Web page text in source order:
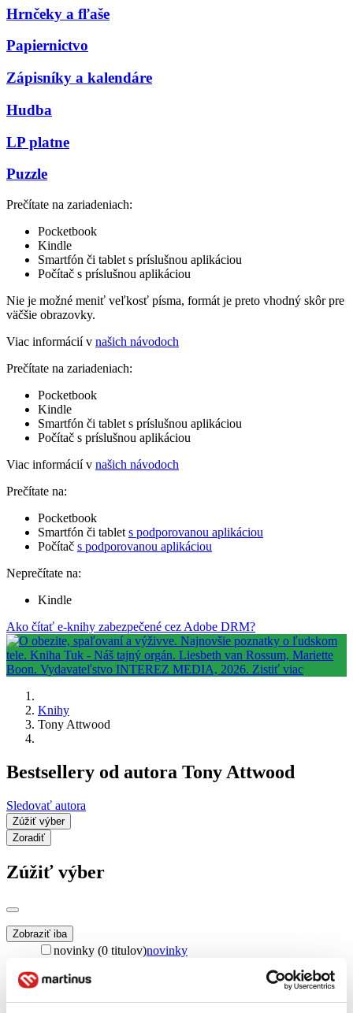
Hrnčeky a fľaše
Papiernictvo
Zápisníky a kalendáre
Hudba
LP platne
Puzzle
Prečítate na zariadeniach:
Pocketbook
Kindle
Smartfón či tablet s príslušnou aplikáciou
Počítač s príslušnou aplikáciou
Nie je možné meniť veľkosť písma, formát je preto vhodný skôr pre
väčšie obrazovky.
Viac informácií v našich návodoch
Prečítate na zariadeniach:
Pocketbook
Kindle
Smartfón či tablet s príslušnou aplikáciou
Počítač s príslušnou aplikáciou
Viac informácií v našich návodoch
Prečítate na:
Pocketbook
Smartfón či tablet s podporovanou aplikáciou
Počítač s podporovanou aplikáciou
Neprečítate na:
Kindle
Ako čítať e-knihy zabezpečené cez Adobe DRM?
Knihy
Tony Attwood
Bestsellery od autora Tony Attwood
Sledovať autora
Zúžiť výber
Zoradiť
Zúžiť výber
Zobraziť iba
novinky (0 titulov)novinky